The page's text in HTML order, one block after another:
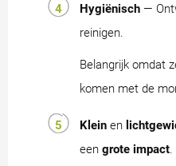
Hygiënisch —
reinigen.
Belangrijk omdat
komen met de
Klein en
een grote impact